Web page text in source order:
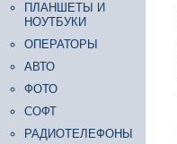
ПЛАНШЕТЫ И
НОУТБУКИ
ОПЕРАТОРЫ
АВТО
ФОТО
СОФТ
РАДИОТЕЛЕФОНЫ